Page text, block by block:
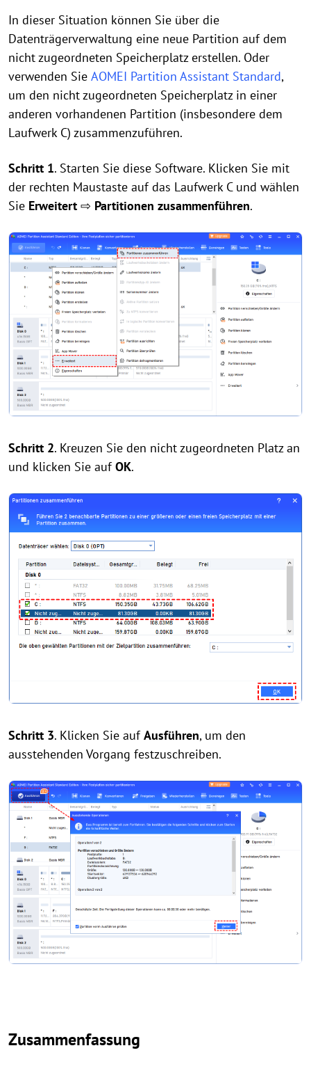
In dieser Situation können Sie über die
Datenträgerverwaltung eine neue Partition auf dem
nicht zugeordneten Speicherplatz erstellen. Oder
verwenden Sie AOMEI Partition Assistant Standard,
um den nicht zugeordneten Speicherplatz in einer
anderen vorhandenen Partition (insbesondere dem
Laufwerk C) zusammenzuführen.
Schritt 1. Starten Sie diese Software. Klicken Sie mit
der rechten Maustaste auf das Laufwerk C und wählen
Sie Erweitert ⇨ Partitionen zusammenführen.
Schritt 2. Kreuzen Sie den nicht zugeordneten Platz an
und klicken Sie aufOK.
Schritt 3. Klicken Sie aufAusführen, um den
ausstehenden Vorgang festzuschreiben.
Zusammenfassung